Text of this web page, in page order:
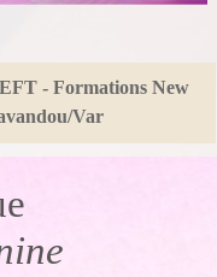
- Formations New
Var